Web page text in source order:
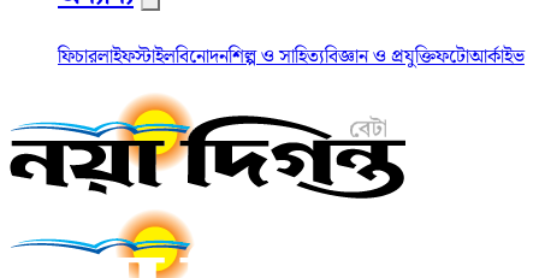
ফিচারলাইফস্টাইলবিনোদনশিল্প ও সাহিত্যবিজ্ঞান ও প্রযুক্তিফটোআর্কাইভ